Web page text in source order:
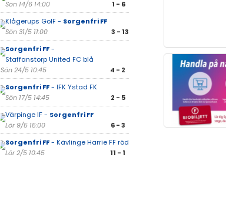
Sön 14/6 14:00
1 - 6
Klågerups GoIF - Sorgenfri FF
Sön 31/5 11:00
3 - 13
Sorgenfri FF-
Staffanstorp United FC blå
Sön 24/5 10:45
4 - 2
Sorgenfri FF- IFK Ystad FK
Sön 17/5 14:45
2 - 5
Värpinge IF - Sorgenfri FF
Lör 9/5 15:00
6 - 3
Sorgenfri FF- Kävlinge Harrie FF röd
Lör 2/5 10:45
11 - 1